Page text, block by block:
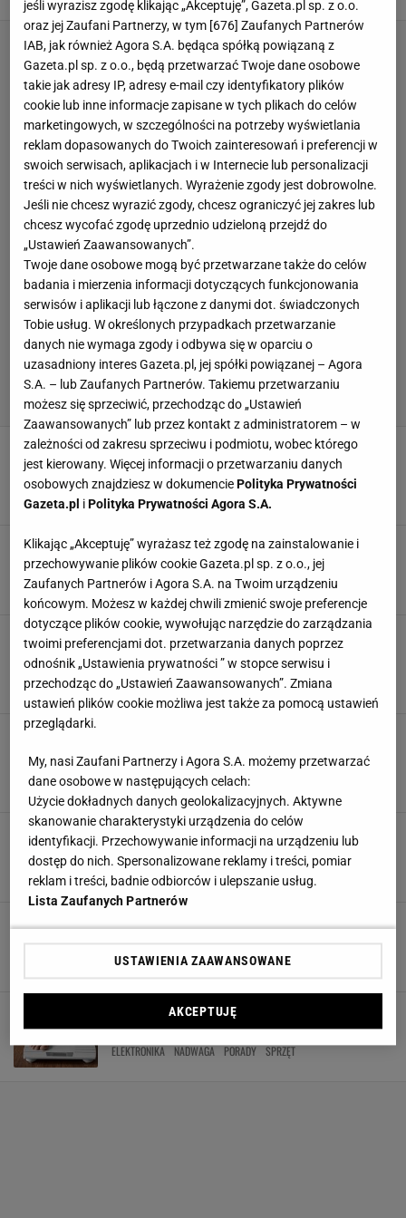
Dzięki tym sprytnym narzędziom praca w
ogrodzie będzie przyjemnością! Robot koszący
to must have
DOM OGRODNICTWO OGRÓD PRACA W OGRODZIE
Z tymi wędkami ryby będą łowić się same!
Superlekkie i elastyczne. A ceny? Świetne
DECATHLON RYBY SPRZĘT WĘDKARSTWO
Zbliża się komunia, a ty nie masz prezentu? Te
konsole będą strzałem w dziesiątkę! W
zestawie gry
ELEKTRONIKA EMPIK SPRZĘT
gamera! Podświetlenie RGB to tylko jedna z
opcji
ELEKTRONIKA KOMPUTERY SPRZĘT
Zadbaj o swoje ciało z marką Therabody!
Maska do pielęgnacji skóry LED to HIT
AKCESORIA WYPOSAŻENIE
Smartfony z najlepszym aparatem. Jeden z
naszych top 10 ma Marcin Tyszka
INTELIGENTNY DOM NOWE TECHNOLOGIE SMARTFONY
Wagi łazienkowe - na co warto zwrócić uwagę
przy ich wyborze?
ELEKTRONIKA NADWAGA PORADY SPRZĘT
jeśli wyrazisz zgodę klikając „Akceptuję”, Gazeta.pl sp. z o.o.
oraz jej Zaufani Partnerzy, w tym [ 676 ] Zaufanych Partnerów
IAB, jak również Agora S.A. będąca spółką powiązaną z
Gazeta.pl sp. z o.o., będą przetwarzać Twoje dane osobowe
takie jak adresy IP, adresy e-mail czy identyfikatory plików
cookie lub inne informacje zapisane w tych plikach do celów
marketingowych, w szczególności na potrzeby wyświetlania
reklam dopasowanych do Twoich zainteresowań i preferencji w
swoich serwisach, aplikacjach i w Internecie lub personalizacji
treści w nich wyświetlanych. Wyrażenie zgody jest dobrowolne.
Jeśli nie chcesz wyrazić zgody, chcesz ograniczyć jej zakres lub
chcesz wycofać zgodę uprzednio udzieloną przejdź do
„Ustawień Zaawansowanych”.
Twoje dane osobowe mogą być przetwarzane także do celów
badania i mierzenia informacji dotyczących funkcjonowania
serwisów i aplikacji lub łączone z danymi dot. świadczonych
Tobie usług. W określonych przypadkach przetwarzanie
danych nie wymaga zgody i odbywa się w oparciu o
uzasadniony interes Gazeta.pl, jej spółki powiązanej – Agora
S.A. – lub Zaufanych Partnerów. Takiemu przetwarzaniu
możesz się sprzeciwić, przechodząc do „Ustawień
Zaawansowanych” lub przez kontakt z administratorem – w
zależności od zakresu sprzeciwu i podmiotu, wobec którego
jest kierowany. Więcej informacji o przetwarzaniu danych
osobowych znajdziesz w dokumencie Polityka Prywatności
Gazeta.pl i Polityka Prywatności Agora S.A.
Klikając „Akceptuję” wyrażasz też zgodę na zainstalowanie i
przechowywanie plików cookie Gazeta.pl sp. z o.o., jej
Zaufanych Partnerów i Agora S.A. na Twoim urządzeniu
końcowym. Możesz w każdej chwili zmienić swoje preferencje
dotyczące plików cookie, wywołując narzędzie do zarządzania
twoimi preferencjami dot. przetwarzania danych poprzez
odnośnik „Ustawienia prywatności ” w stopce serwisu i
przechodząc do „Ustawień Zaawansowanych”. Zmiana
ustawień plików cookie możliwa jest także za pomocą ustawień
przeglądarki.
My, nasi Zaufani Partnerzy i Agora S.A. możemy przetwarzać
dane osobowe w następujących celach:
Użycie dokładnych danych geolokalizacyjnych. Aktywne
skanowanie charakterystyki urządzenia do celów
identyfikacji. Przechowywanie informacji na urządzeniu lub
dostęp do nich. Spersonalizowane reklamy i treści, pomiar
reklam i treści, badnie odbiorców i ulepszanie usług.
Lista Zaufanych Partnerów
USTAWIENIA ZAAWANSOWANE
AKCEPTUJĘ